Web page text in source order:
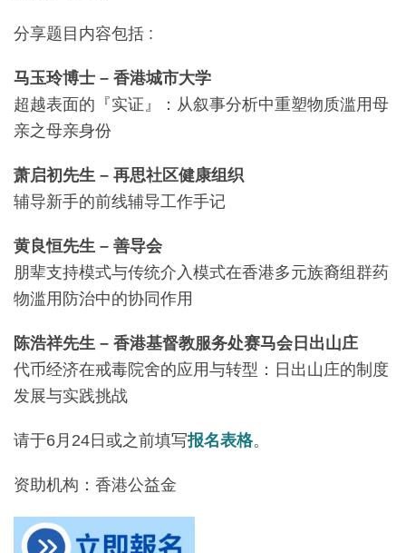
分享题目内容包括 :
马玉玲博士 – 香港城市大学
超越表面的『实证』：从叙事分析中重塑物质滥用母
亲之母亲身份
萧启初先生 – 再思社区健康组织
辅导新手的前线辅导工作手记
黄良恒先生 – 善导会
朋辈支持模式与传统介入模式在香港多元族裔组群药
物滥用防治中的协同作用
陈浩祥先生 – 香港基督教服务处赛马会日出山庄
代币经济在戒毒院舍的应用与转型：日出山庄的制度
发展与实践挑战
请于6月24日或之前填写报名表格。
资助机构：香港公益金